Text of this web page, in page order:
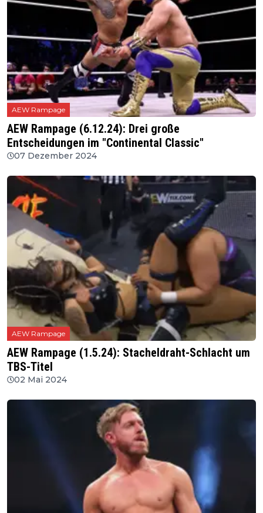
AEW Rampage
AEW Rampage (6.12.24): Drei große
Entscheidungen im "Continental Classic"
07 Dezember 2024
AEW Rampage
AEW Rampage (1.5.24): Stacheldraht-Schlacht um
TBS-Titel
02 Mai 2024